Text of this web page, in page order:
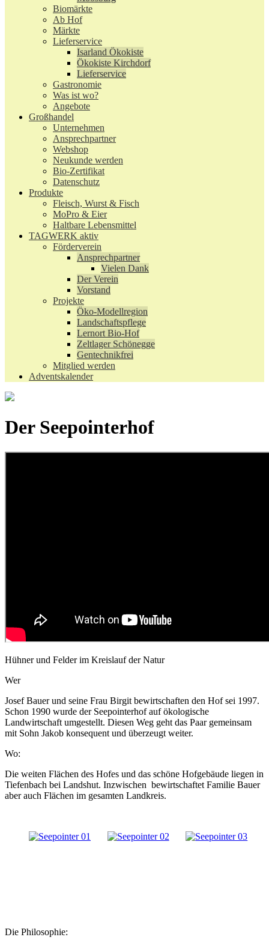
Biomärkte
Ab Hof
Märkte
Lieferservice
Isarland Ökokiste
Ökokiste Kirchdorf
Lieferservice
Gastronomie
Was ist wo?
Angebote
Großhandel
Unternehmen
Ansprechpartner
Webshop
Neukunde werden
Bio-Zertifikat
Datenschutz
Produkte
Fleisch, Wurst & Fisch
MoPro & Eier
Haltbare Lebensmittel
TAGWERK aktiv
Förderverein
Ansprechpartner
Vielen Dank
Der Verein
Vorstand
Projekte
Öko-Modellregion
Landschaftspflege
Lernort Bio-Hof
Zeltlager Schönegge
Gentechnikfrei
Mitglied werden
Adventskalender
Der Seepointerhof
Hühner und Felder im Kreislauf der Natur
Wer
Josef Bauer und seine Frau Birgit bewirtschaften den Hof sei 1997.
Schon 1990 wurde der Seepointerhof auf ökologische
Landwirtschaft umgestellt. Diesen Weg geht das Paar gemeinsam
mit Sohn Jakob konsequent und überzeugt weiter.
Wo:
Die weiten Flächen des Hofes und das schöne Hofgebäude liegen in
Tiefenbach bei Landshut. Inzwischen bewirtschaftet Familie Bauer
aber auch Flächen im gesamten Landkreis.
Die Philosophie: